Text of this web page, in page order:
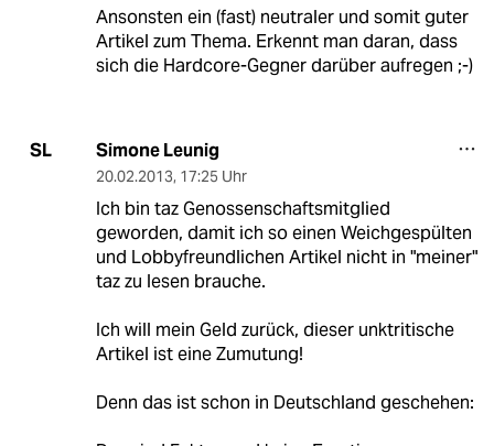
Ansonsten ein (fast) neutraler und somit guter
Artikel zum Thema. Erkennt man daran, dass
sich die Hardcore-Gegner darüber aufregen ;-)
SL Simone Leunig
20.02.2013, 17:25 Uhr
Ich bin taz Genossenschaftsmitglied
geworden, damit ich so einen Weichgespülten
und Lobbyfreundlichen Artikel nicht in "meiner"
taz zu lesen brauche.
Ich will mein Geld zurück, dieser unktritische
Artikel ist eine Zumutung!
Denn das ist schon in Deutschland geschehen: